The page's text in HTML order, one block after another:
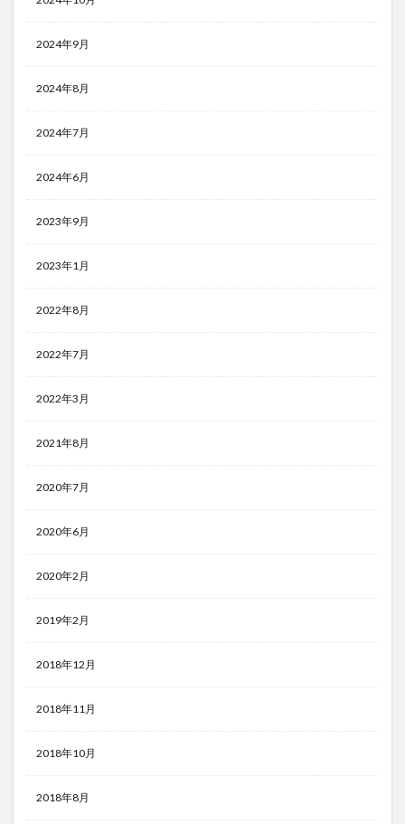
2024年9月
2024年8月
2024年7月
2024年6月
2023年9月
2023年1月
2022年8月
2022年7月
2022年3月
2021年8月
2020年7月
2020年6月
2020年2月
2019年2月
2018年12月
2018年11月
2018年10月
2018年8月